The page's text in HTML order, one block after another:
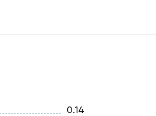
0.14